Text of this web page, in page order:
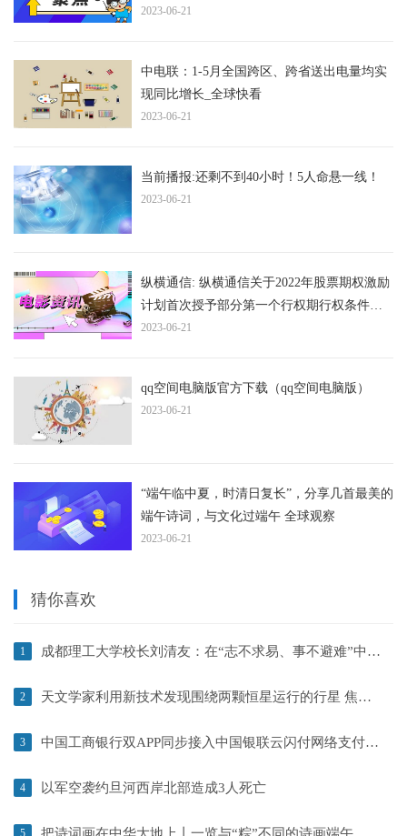
2023-06-21
中电联：1-5月全国跨区、跨省送出电量均实
现同比增长_全球快看
2023-06-21
当前播报:还剩不到40小时！5人命悬一线！
2023-06-21
纵横通信: 纵横通信关于2022年股票期权激励
计划首次授予部分第一个行权期行权条件成
就的公告
2023-06-21
qq空间电脑版官方下载（qq空间电脑版）
2023-06-21
“端午临中夏，时清日复长”，分享几首最美的
端午诗词，与文化过端午 全球观察
2023-06-21
猜你喜欢
1 成都理工大学校长刘清友：在“志不求易、事不避难”中不断超越，在学习和实践中走向更加美好的未来 | 毕业季·校长说|最新消息
2 天文学家利用新技术发现围绕两颗恒星运行的行星 焦点简讯
3 中国工商银行双APP同步接入中国银联云闪付网络支付平台
4 以军空袭约旦河西岸北部造成3人死亡
5